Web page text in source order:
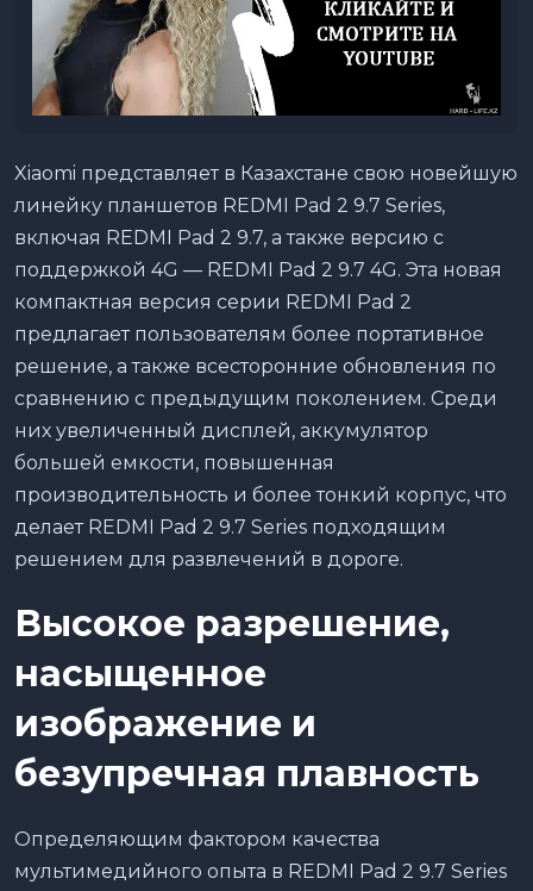
Xiaomi представляет в Казахстане свою новейшую
линейку планшетов REDMI Pad 2 9.7 Series,
включая REDMI Pad 2 9.7, а также версию с
поддержкой 4G — REDMI Pad 2 9.7 4G. Эта новая
компактная версия серии REDMI Pad 2
предлагает пользователям более портативное
решение, а также всесторонние обновления по
сравнению с предыдущим поколением. Среди
них увеличенный дисплей, аккумулятор
большей емкости, повышенная
производительность и более тонкий корпус, что
делает REDMI Pad 2 9.7 Series подходящим
решением для развлечений в дороге.
Высокое разрешение,
насыщенное
изображение и
безупречная плавность
Определяющим фактором качества
мультимедийного опыта в REDMI Pad 2 9.7 Series